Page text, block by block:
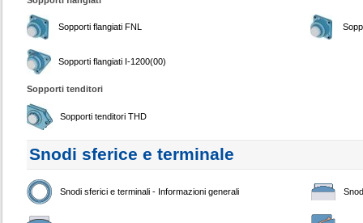
Sopporti flangiati FNL
Sopporti flangiati I-1200(00)
Sopporti tenditori
Sopporti tenditori THD
Snodi sferice e terminale
Snodi sferici e terminali - Informazioni generali